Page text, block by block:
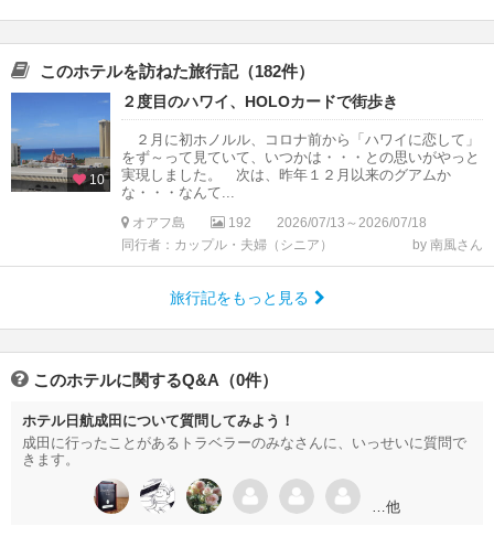
このホテルを訪ねた旅行記（182件）
10
２度目のハワイ、HOLOカードで街歩き
２月に初ホノルル、コロナ前から「ハワイに恋して」
をず～って見ていて、いつかは・・・との思いがやっと
実現しました。 次は、昨年１２月以来のグアムか
な・・・なんて...
オアフ島 192
2026/07/13～2026/07/18
同行者：カップル・夫婦（シニア）
by 南風さん
旅行記をもっと見る
このホテルに関するQ&A（0件）
ホテル日航成田について質問してみよう！
成田に行ったことがあるトラベラーのみなさんに、いっせいに質問で
きます。
…他